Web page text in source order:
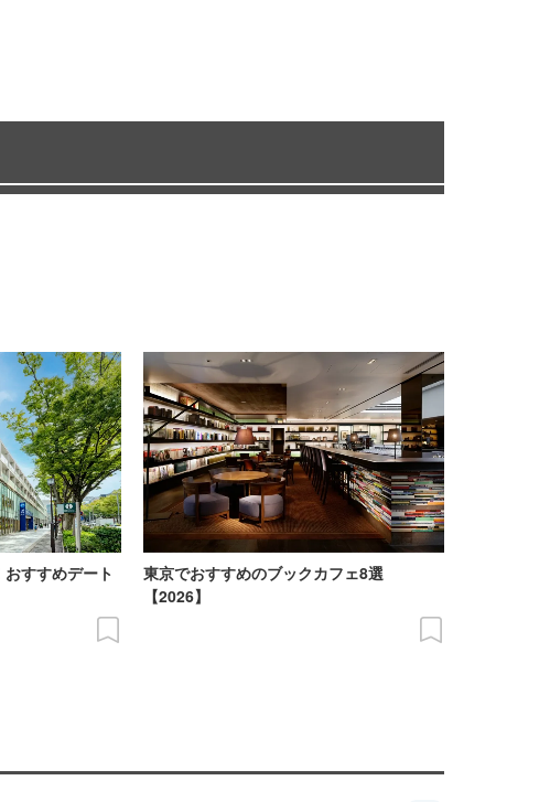
おすすめデート
東京でおすすめのブックカフェ8選
【2026】